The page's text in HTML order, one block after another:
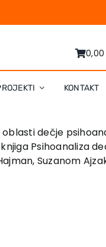
0,00
KONTAKT
dečje
Psihoanaliza
Suzanom